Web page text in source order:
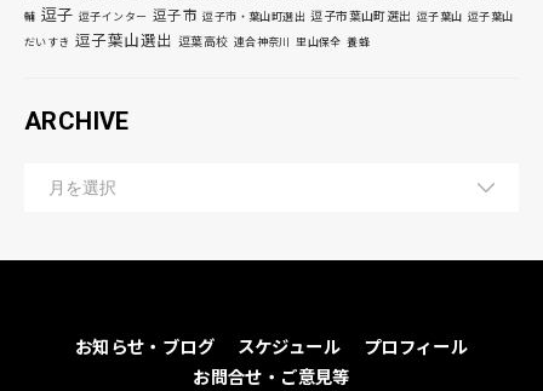
輔 逗子 逗子インター 逗子市 逗子市・葉山町選出 逗子市葉山町選出 逗子葉山 逗子葉山
だいすき 逗子葉山選出 逗葉高校 連合神奈川 里山保全 養蜂
ARCHIVE
お知らせ・ブログ スケジュール
プロフィール
お問合せ・ご意見等